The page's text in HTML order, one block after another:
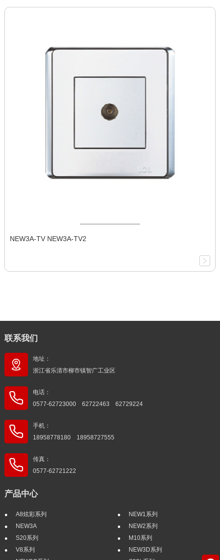
NEW3A-TV NEW3A-TV2
联系我们
地址：
浙江省乐清市柳市镇智广工业区
电话：
0577-62723000 62722463 62729224
手机：
18958778180 18958727555
传真：
0577-62721222
产品中心
A8炫彩系列
NEW1系列
NEW3A
NEW2系列
S20系列
M10系列
V8系列
NEW3D系列